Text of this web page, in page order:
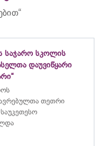
საჯარო სკოლის
დაუვიწყარი
თეთრი